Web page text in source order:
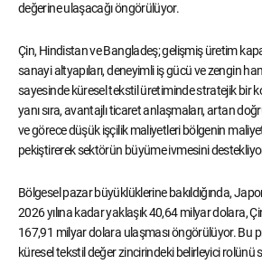
değerine ulaşacağı öngörülüyor.
Çin, Hindistan ve Bangladeş; gelişmiş üretim
sanayi altyapıları, deneyimli iş gücü ve zengin
sayesinde küresel tekstil üretiminde stratejik bir
yanı sıra, avantajlı ticaret anlaşmaları, artan
ve görece düşük işçilik maliyetleri bölgenin
pekiştirerek sektörün büyüme ivmesini
Bölgesel pazar büyüklüklerine bakıldığında,
2026 yılına kadar yaklaşık 40,64 milyar dolara,
167,91 milyar dolara ulaşması öngörülüyor. Bu
küresel tekstil değer zincirindeki belirleyici